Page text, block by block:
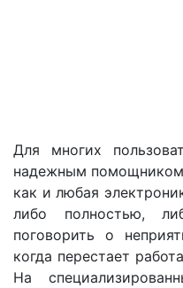
Для многих
надежным помощником
как и любая
либо полностью,
поговорить о
когда перестает
На